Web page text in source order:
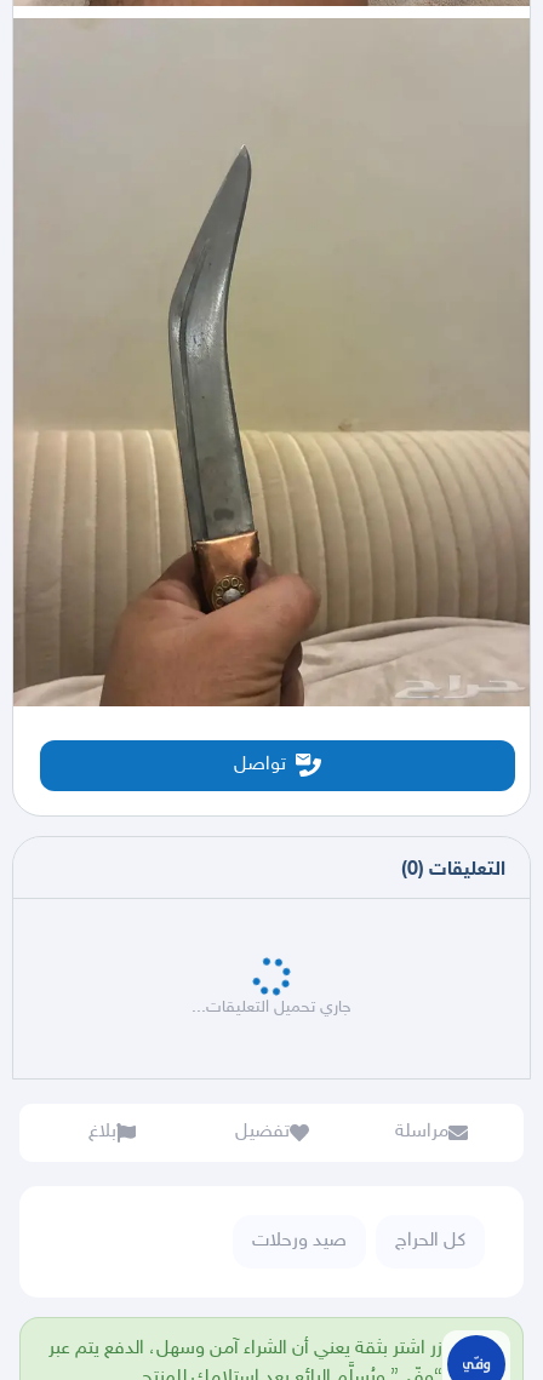
تواصل
التعليقات (
0
)
جاري تحميل التعليقات...
مراسلة تفضيل بلاغ
كل الحراج صيد ورحلات
زر اشتر بثقة يعني أن الشراء آمن وسهل، الدفع يتم عبر